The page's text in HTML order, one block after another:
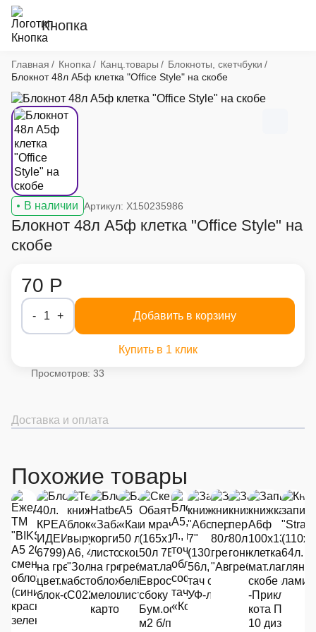
Кнопка
Хлебные крошки
Главная Кнопка Канц.товары
Блокноты, скетчбуки
Блокнот 48л А5ф клетка "Office Style" на скобе
В наличии Артикул: X150235986
Блокнот 48л А5ф клетка "Office Style" на
скобе
70 Р
- 1 + Добавить в корзину
Купить в 1 клик
Просмотров: 33
Доставка и оплата
Похожие товары